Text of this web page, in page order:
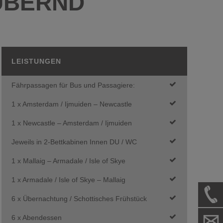
LEISTUNGEN
Fährpassagen für Bus und Passagiere:
1 x Amsterdam / Ijmuiden – Newcastle
1 x Newcastle – Amsterdam / Ijmuiden
Jeweils in 2-Bettkabinen Innen DU / WC
1 x Mallaig – Armadale / Isle of Skye
1 x Armadale / Isle of Skye – Mallaig
6 x Übernachtung / Schottisches Frühstück
6 x Abendessen